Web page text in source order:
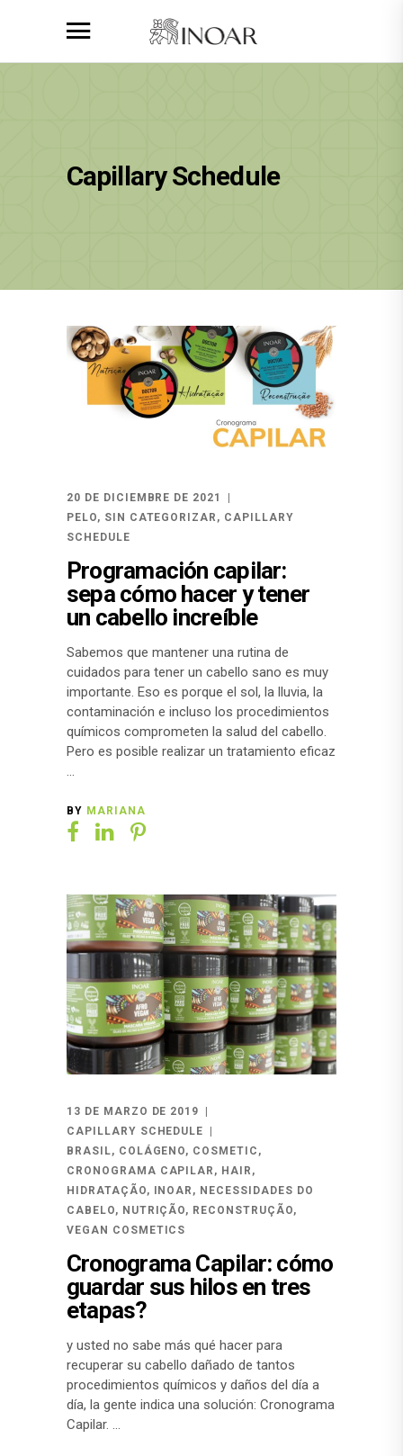
Capillary Schedule
20 DE DICIEMBRE DE 2021
PELO, SIN CATEGORIZAR , CAPILLARY
SCHEDULE
Programación capilar:
sepa cómo hacer y tener
un cabello increíble
Sabemos que mantener una rutina de
cuidados para tener un cabello sano es muy
importante. Eso es porque el sol, la lluvia, la
contaminación e incluso los procedimientos
químicos comprometen la salud del cabello.
Pero es posible realizar un tratamiento eficaz
BY MARIANA
13 DE MARZO DE 2019
CAPILLARY SCHEDULE
BRASIL, COLÁGENO, COSMETIC ,
CRONOGRAMA CAPILAR , HAIR ,
HIDRATAÇÃO, INOAR , NECESSIDADES DO
CABELO, NUTRIÇÃO, RECONSTRUÇÃO,
VEGAN COSMETICS
Cronograma Capilar: cómo
guardar sus hilos en tres
etapas?
y usted no sabe más qué hacer para
recuperar su cabello dañado de tantos
procedimientos químicos y daños del día a
día, la gente indica una solución: Cronograma
Capilar.